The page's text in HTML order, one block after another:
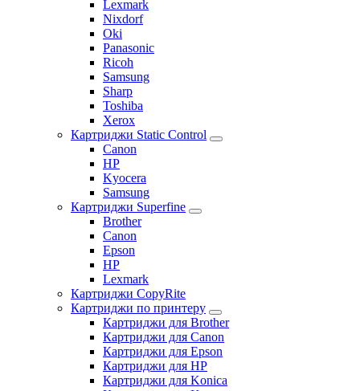
Lexmark
Nixdorf
Oki
Panasonic
Ricoh
Samsung
Sharp
Toshiba
Xerox
Картриджи Static Control
Canon
HP
Kyocera
Samsung
Картриджи Superfine
Brother
Canon
Epson
HP
Lexmark
Картриджи CopyRite
Картриджи по принтеру
Картриджи для Brother
Картриджи для Canon
Картриджи для Epson
Картриджи для HP
Картриджи для Konica